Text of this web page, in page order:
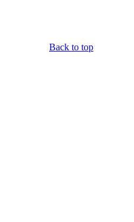
Back to top